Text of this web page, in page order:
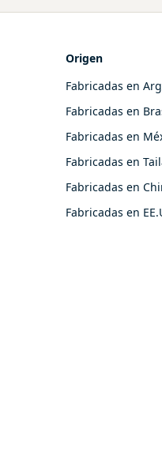
Origen
Fabricadas en
Fabricadas en
Fabricadas en
Fabricadas en
Fabricadas en
Fabricadas en